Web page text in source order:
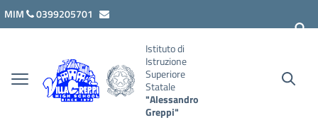
Vai ai contenuti
Vai al menu di navigazione
Vai al footer
MIM
0399205701
Istituto di
Istruzione
Superiore
Statale
"Alessandro
Greppi"